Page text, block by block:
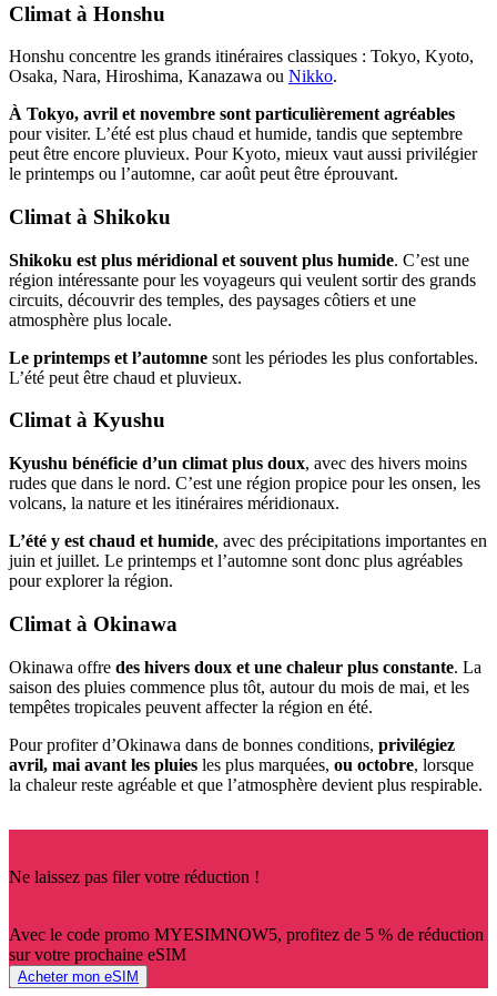
Climat à Honshu
Honshu concentre les grands itinéraires classiques : Tokyo, Kyoto,
Osaka, Nara, Hiroshima, Kanazawa ou Nikko.
À Tokyo, avril et novembre sont particulièrement agréables
pour visiter. L’été est plus chaud et humide, tandis que septembre
peut être encore pluvieux. Pour Kyoto, mieux vaut aussi privilégier
le printemps ou l’automne, car août peut être éprouvant.
Climat à Shikoku
Shikoku est plus méridional et souvent plus humide. C’est une
région intéressante pour les voyageurs qui veulent sortir des grands
circuits, découvrir des temples, des paysages côtiers et une
atmosphère plus locale.
Le printemps et l’automne sont les périodes les plus confortables.
L’été peut être chaud et pluvieux.
Climat à Kyushu
Kyushu bénéficie d’un climat plus doux, avec des hivers moins
rudes que dans le nord. C’est une région propice pour les onsen, les
volcans, la nature et les itinéraires méridionaux.
L’été y est chaud et humide, avec des précipitations importantes en
juin et juillet. Le printemps et l’automne sont donc plus agréables
pour explorer la région.
Climat à Okinawa
Okinawa offre des hivers doux et une chaleur plus constante. La
saison des pluies commence plus tôt, autour du mois de mai, et les
tempêtes tropicales peuvent affecter la région en été.
Pour profiter d’Okinawa dans de bonnes conditions, privilégiez
avril, mai avant les pluies les plus marquées, ou octobre, lorsque
la chaleur reste agréable et que l’atmosphère devient plus respirable.
Ne laissez pas filer votre réduction !
Avec le code promo MYESIMNOW5, profitez de 5 % de réduction
sur votre prochaine eSIM
Acheter mon eSIM